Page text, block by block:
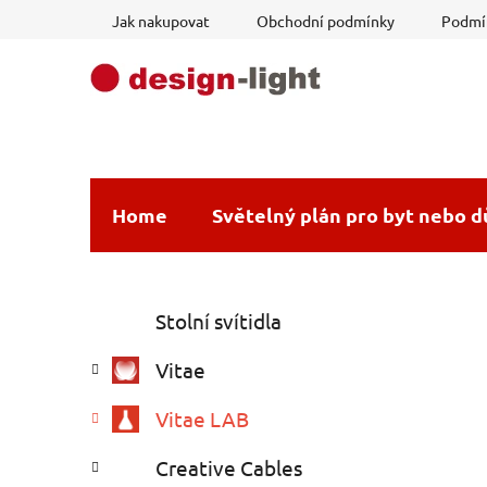
Jak nakupovat Obchodní podmínky
Home Světelný plán pro byt nebo
s
r
n
kategorie
e
o
i
Stolní svítidla
Vitae
Vitae LAB
Creative Cables